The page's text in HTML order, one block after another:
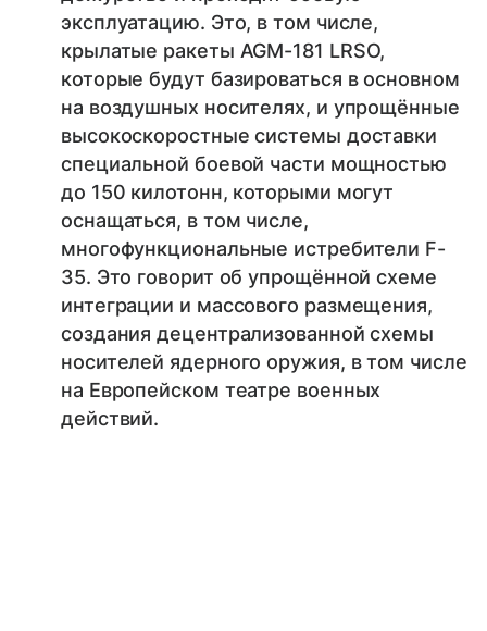
эксплуатацию. Это, в том числе,
крылатые ракеты AGM-181 LRSO,
которые будут базироваться в основном
на воздушных носителях, и упрощённые
высокоскоростные системы доставки
специальной боевой части мощностью
до 150 килотонн, которыми могут
оснащаться, в том числе,
многофункциональные истребители F-
35. Это говорит об упрощённой схеме
интеграции и массового размещения,
создания децентрализованной схемы
носителей ядерного оружия, в том числе
на Европейском театре военных
действий.